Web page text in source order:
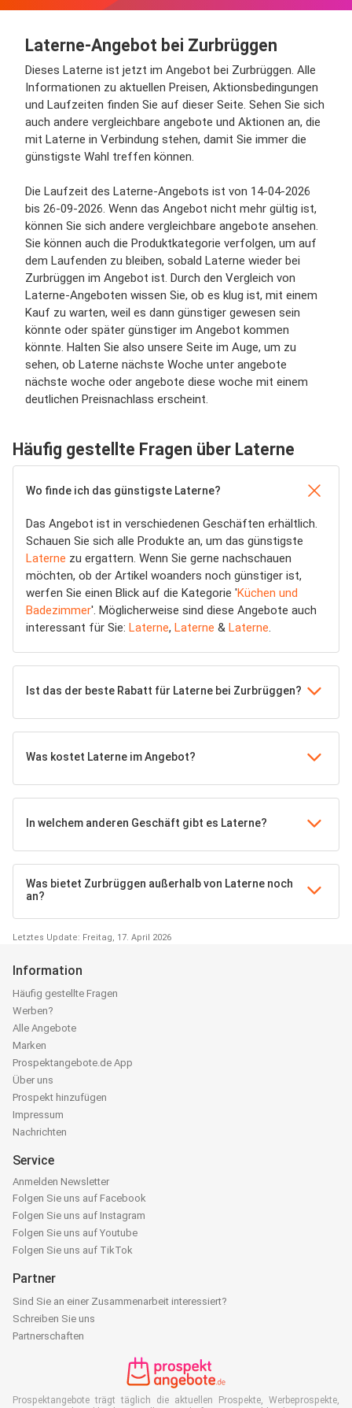
Laterne-Angebot bei Zurbrüggen
Dieses Laterne ist jetzt im Angebot bei Zurbrüggen. Alle
Informationen zu aktuellen Preisen, Aktionsbedingungen
und Laufzeiten finden Sie auf dieser Seite. Sehen Sie sich
auch andere vergleichbare angebote und Aktionen an, die
mit Laterne in Verbindung stehen, damit Sie immer die
günstigste Wahl treffen können.
Die Laufzeit des Laterne-Angebots ist von 14-04-2026
bis 26-09-2026. Wenn das Angebot nicht mehr gültig ist,
können Sie sich andere vergleichbare angebote ansehen.
Sie können auch die Produktkategorie verfolgen, um auf
dem Laufenden zu bleiben, sobald Laterne wieder bei
Zurbrüggen im Angebot ist. Durch den Vergleich von
Laterne-Angeboten wissen Sie, ob es klug ist, mit einem
Kauf zu warten, weil es dann günstiger gewesen sein
könnte oder später günstiger im Angebot kommen
könnte. Halten Sie also unsere Seite im Auge, um zu
sehen, ob Laterne nächste Woche unter angebote
nächste woche oder angebote diese woche mit einem
deutlichen Preisnachlass erscheint.
Häufig gestellte Fragen über Laterne
Wo finde ich das günstigste Laterne?
Das Angebot ist in verschiedenen Geschäften erhältlich.
Schauen Sie sich alle Produkte an, um das günstigste
Laterne zu ergattern. Wenn Sie gerne nachschauen
möchten, ob der Artikel woanders noch günstiger ist,
werfen Sie einen Blick auf die Kategorie 'Küchen und
Badezimmer'. Möglicherweise sind diese Angebote auch
interessant für Sie: Laterne, Laterne & Laterne.
Ist das der beste Rabatt für Laterne bei Zurbrüggen?
Was kostet Laterne im Angebot?
In welchem anderen Geschäft gibt es Laterne?
Was bietet Zurbrüggen außerhalb von Laterne noch
an?
Letztes Update: Freitag, 17. April 2026
Information
Häufig gestellte Fragen
Werben?
Alle Angebote
Marken
Prospektangebote.de App
Über uns
Prospekt hinzufügen
Impressum
Nachrichten
Service
Anmelden Newsletter
Folgen Sie uns auf Facebook
Folgen Sie uns auf Instagram
Folgen Sie uns auf Youtube
Folgen Sie uns auf TikTok
Partner
Sind Sie an einer Zusammenarbeit interessiert?
Schreiben Sie uns
Partnerschaften
Prospektangebote trägt täglich die aktuellen Prospekte, Werbeprospekte,